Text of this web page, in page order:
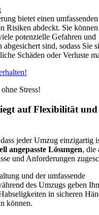
bietet einen
Risiken abdeckt. Sie
potenzielle Gefahren und
sind, sodass Sie
Schäden oder Verluste
Stress!
auf Flexibilität
jeder Umzug einzigartig
angepasste Lösungen, die
und Anforderungen
und der umfassende
des Umzugs geben
in sicheren
können.